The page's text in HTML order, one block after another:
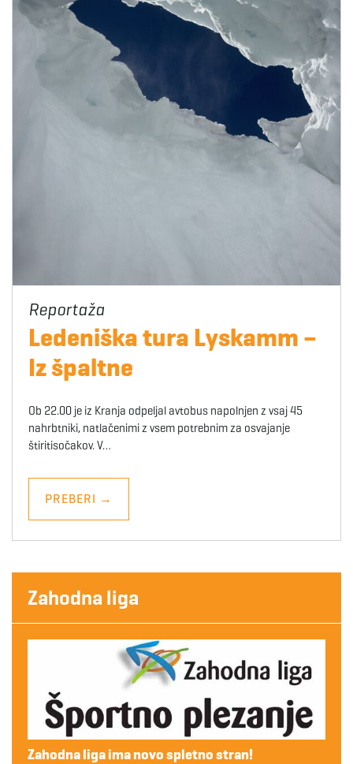
Ledeniška tura Lyskamm –
Iz špaltne
Ob 22.00 je iz Kranja odpeljal avtobus napolnjen z vsaj 45
nahrbtniki, natlačenimi z vsem potrebnim za osvajanje
štiritisočakov. V…
PREBERI →
Zahodna liga
Zahodna liga ima novo spletno stran!